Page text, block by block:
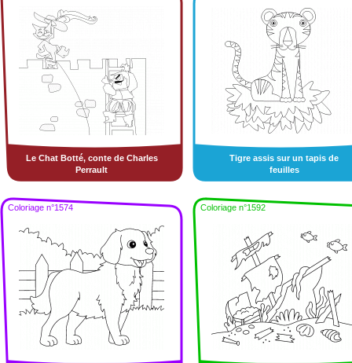
Le Chat Botté, conte de Charles
Perrault
Tigre assis sur un tapis de
feuilles
Coloriage n°1574 Coloriage n°1592